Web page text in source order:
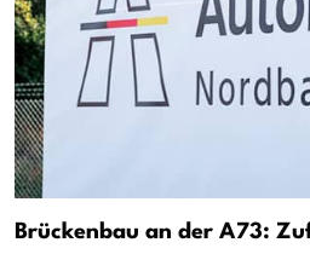
Brückenbau an der A73: